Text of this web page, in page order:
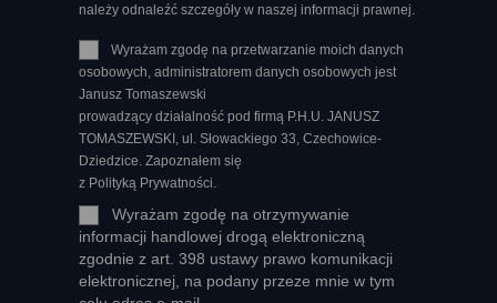
należy odnaleźć szczegóły w naszej informacji prawnej.
Wyrażam zgodę na przetwarzanie moich danych
osobowych, administratorem danych osobowych jest
Janusz Tomaszewski
prowadzący działalność pod firmą P.H.U. JANUSZ
TOMASZEWSKI, ul. Słowackiego 33, Czechowice-
Dziedzice. Zapoznałem się
z Polityką Prywatności.
Wyrażam zgodę na otrzymywanie
informacji handlowej drogą elektroniczną
zgodnie z art. 398 ustawy prawo komunikacji
elektronicznej, na podany przeze mnie w tym